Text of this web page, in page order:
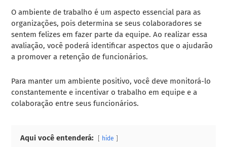
O ambiente de trabalho é um aspecto essencial para as
organizações, pois determina se seus colaboradores se
sentem felizes em fazer parte da equipe. Ao realizar essa
avaliação, você poderá identificar aspectos que o ajudarão
a promover a retenção de funcionários.
Para manter um ambiente positivo, você deve monitorá-lo
constantemente e incentivar o trabalho em equipe e a
colaboração entre seus funcionários.
Aqui você entenderá: hide